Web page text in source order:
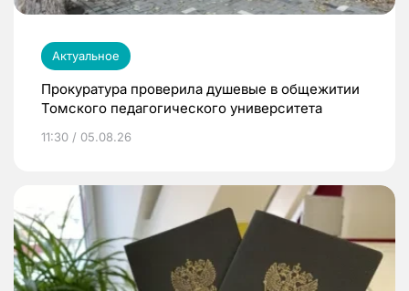
Актуальное
Прокуратура проверила душевые в общежитии
Томского педагогического университета
11:30 / 05.08.26